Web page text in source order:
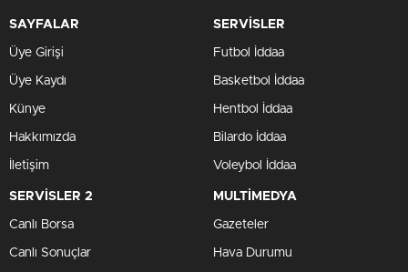
SAYFALAR
Üye Girişi
Üye Kaydı
Künye
Hakkımızda
İletişim
SERVİSLER
Futbol İddaa
Basketbol İddaa
Hentbol İddaa
Bilardo İddaa
Voleybol İddaa
SERVİSLER 2
Canlı Borsa
Canlı Sonuçlar
MULTİMEDYA
Gazeteler
Hava Durumu